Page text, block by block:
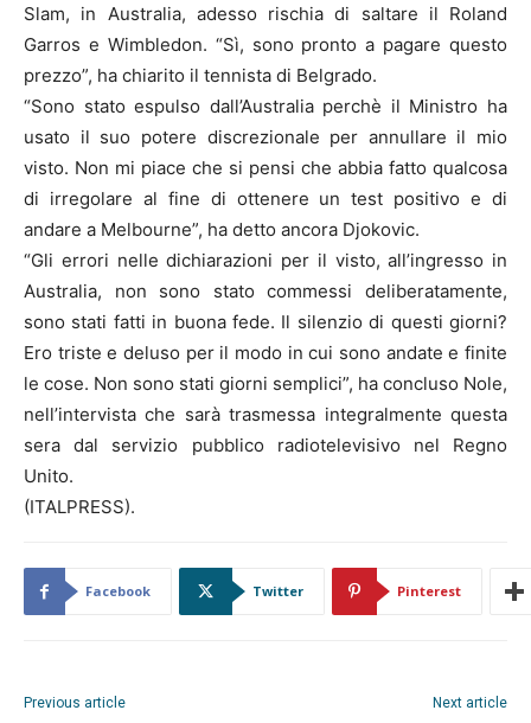
Slam, in Australia, adesso rischia di saltare il Roland
Garros e Wimbledon. “Sì, sono pronto a pagare questo
prezzo”, ha chiarito il tennista di Belgrado.
“Sono stato espulso dall’Australia perchè il Ministro ha
usato il suo potere discrezionale per annullare il mio
visto. Non mi piace che si pensi che abbia fatto qualcosa
di irregolare al fine di ottenere un test positivo e di
andare a Melbourne”, ha detto ancora Djokovic.
“Gli errori nelle dichiarazioni per il visto, all’ingresso in
Australia, non sono stato commessi deliberatamente,
sono stati fatti in buona fede. Il silenzio di questi giorni?
Ero triste e deluso per il modo in cui sono andate e finite
le cose. Non sono stati giorni semplici”, ha concluso Nole,
nell’intervista che sarà trasmessa integralmente questa
sera dal servizio pubblico radiotelevisivo nel Regno
Unito.
(ITALPRESS).
Facebook Twitter Pinterest
Previous article Next article